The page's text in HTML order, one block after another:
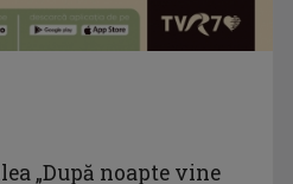
și performanței!